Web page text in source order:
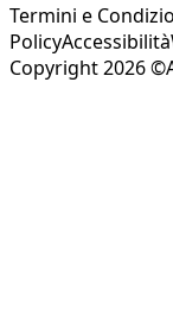
Termini e
PolicyAccessibilità
Copyright 2026